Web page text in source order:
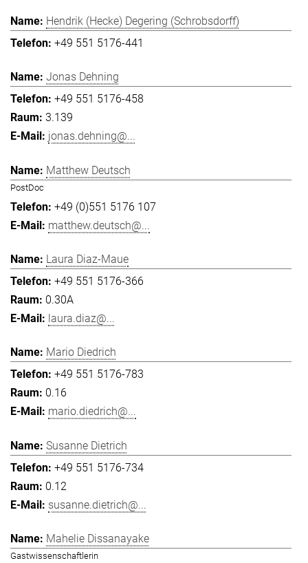
Hendrik (Hecke) Degering (Schrobsdorff)
+49 551 5176-441
Jonas Dehning
+49 551 5176-458
3.139
jonas.dehning@...
Matthew Deutsch
PostDoc
+49 (0)551 5176 107
matthew.deutsch@...
Laura Diaz-Maue
+49 551 5176-366
0.30A
laura.diaz@...
Mario Diedrich
+49 551 5176-783
0.16
mario.diedrich@...
Susanne Dietrich
+49 551 5176-734
0.12
susanne.dietrich@...
Mahelie Dissanayake
Gastwissenschaftlerin